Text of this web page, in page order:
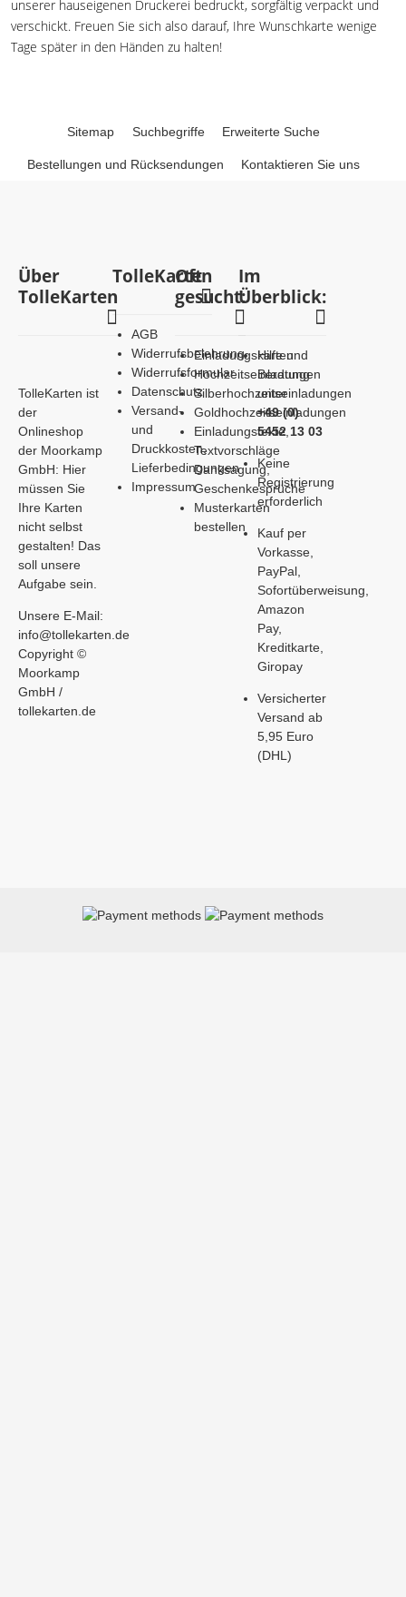
unserer hauseigenen Druckerei bedruckt, sorgfältig verpackt und
verschickt. Freuen Sie sich also darauf, Ihre Wunschkarte wenige
Tage später in den Händen zu halten!
Sitemap Suchbegriffe Erweiterte Suche
Bestellungen und Rücksendungen Kontaktieren Sie uns
Über
TolleKarten
TolleKarten ist
der
Onlineshop
der Moorkamp
GmbH: Hier
müssen Sie
Ihre Karten
nicht selbst
gestalten! Das
soll unsere
Aufgabe sein.
Unsere E-Mail:
info@tollekarten.de
Copyright ©
Moorkamp
GmbH /
tollekarten.de
TolleKarten
AGB
Widerrufsbelehrung
Widerrufsformular
Datenschutz
Versand-
und
Druckkosten,
Lieferbedingungen
Impressum
Oft
gesucht:
Einladungskarten
Hochzeitseinladungen
Silberhochzeitseinladungen
Goldhochzeitseinladungen
Einladungstexte,
Textvorschläge
Danksagung,
Geschenkesprüche
Musterkarten
bestellen
Im
Überblick:
Hilfe und
Beratung
unter
+49 (0)
5452 13 03
Keine
Registrierung
erforderlich
Kauf per
Vorkasse,
PayPal,
Sofortüberweisung,
Amazon
Pay,
Kreditkarte,
Giropay
Versicherter
Versand ab
5,95 Euro
(DHL)